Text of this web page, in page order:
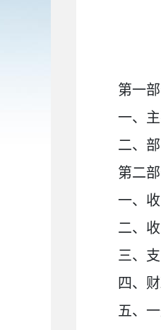
第一
一、
二、
第二
一、
二、
三、
四、
五、